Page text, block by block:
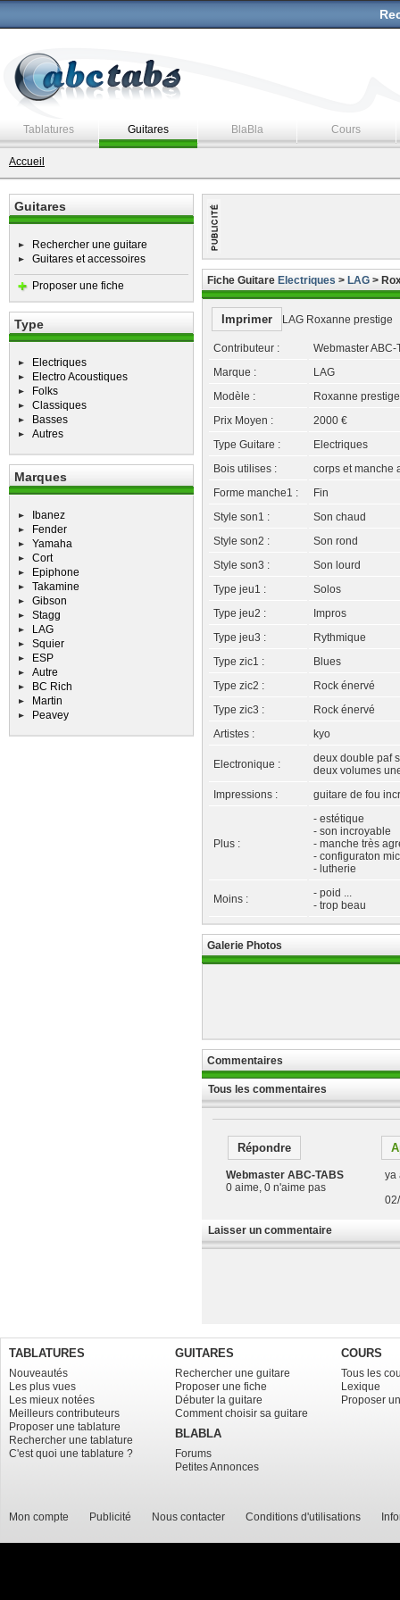
Tablatures Guitares BlaBla Cours
Accueil
Guitares
Rechercher une guitare
Guitares et accessoires
Proposer une fiche
Type
Electriques
Electro Acoustiques
Folks
Classiques
Basses
Autres
Marques
Ibanez
Fender
Yamaha
Cort
Epiphone
Takamine
Gibson
Stagg
LAG
Squier
ESP
Autre
BC Rich
Martin
Peavey
Fiche Guitare Electriques > LAG>
Imprimer LAG Roxanne prestige
Contributeur :
Webmaster ABC-
Marque :
LAG
Modèle :
Roxanne prestige
Prix Moyen :
2000 €
Type Guitare :
Electriques
Bois utilises :
corps et manche
Forme manche1 :
Fin
Style son1 :
Son chaud
Style son2 :
Son rond
Style son3 :
Son lourd
Type jeu1 :
Solos
Type jeu2 :
Impros
Type jeu3 :
Rythmique
Type zic1 :
Blues
Type zic2 :
Rock énervé
Type zic3 :
Rock énervé
Artistes :
kyo
Electronique :
deux double paf
deux volumes
Impressions :
guitare de fou
Plus :
- estétique
- son incroyable
- manche très
- configuraton
- lutherie
Moins :
- poid ...
- trop beau
Galerie Photos
Commentaires
Tous les commentaires
Répondre
Webmaster ABC-TABS
0 aime, 0 n'aime pas
ya
Laisser un commentaire
TABLATURES
Nouveautés
Les plus vues
Les mieux notées
Meilleurs contributeurs
Proposer une tablature
Rechercher une tablature
C'est quoi une tablature ?
GUITARES
Rechercher une guitare
Proposer une fiche
Débuter la guitare
Comment choisir sa guitare
BLABLA
Forums
Petites Annonces
COURS
Tous les
Lexique
Proposer
Mon compte Publicité Nous contacter Conditions d'utilisations